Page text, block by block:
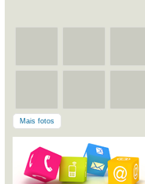
Mais fotos